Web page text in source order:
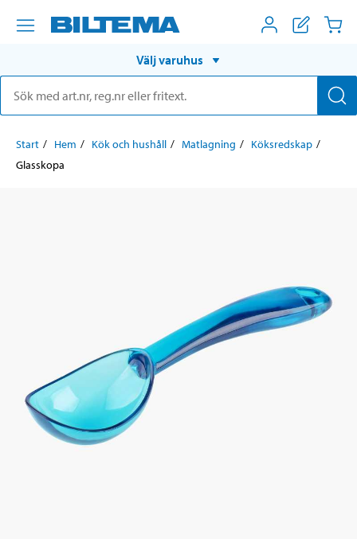
Välj varuhus
Start Hem Kök och hushåll Matlagning
Köksredskap
Glasskopa